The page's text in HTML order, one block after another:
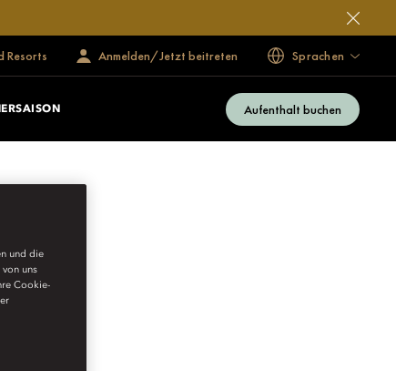
Resorts Anmelden/Jetzt beitreten Sprachen
Aufenthalt buchen
und die
uns
Cookie-